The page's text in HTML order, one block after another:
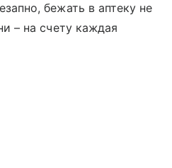
бежать в аптеку не
– на счету каждая